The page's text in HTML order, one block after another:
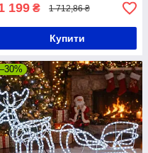
199 ₴ 1 712,86 ₴
Купити
–30%